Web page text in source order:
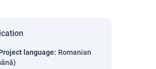
language: Romanian